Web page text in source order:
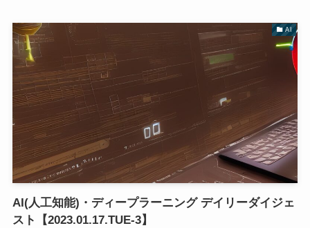
AI
AI(人工知能)・ディープラーニング デイリーダイジェ
スト【2023.01.17.TUE-3】